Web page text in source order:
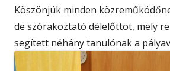
Köszönjük minden
de szórakoztató délelőttöt, mely
segített néhány tanulónak a